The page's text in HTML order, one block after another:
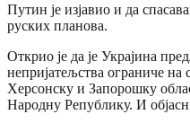
Путин је изјавио и да
руских планова.
Открио је да је Украјина
непријатељства ограниче на
Херсонску и Запорошку
Народну Републику. И